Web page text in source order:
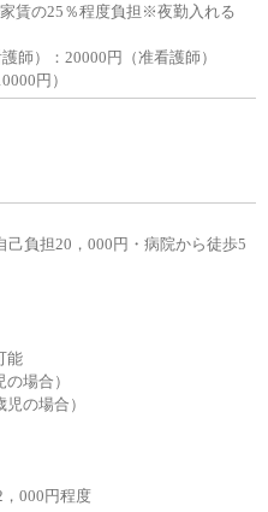
賃の25％程度負担※夜勤入れる
師）：20000円（准看護師）
円）
己負担20，000円・病院から徒歩5
能
場合）
場合）
000円程度